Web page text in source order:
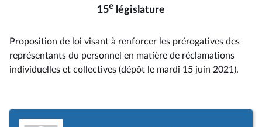
15e législature
Proposition de loi visant à renforcer les prérogatives des
représentants du personnel en matière de réclamations
individuelles et collectives (dépôt le mardi 15 juin 2021).